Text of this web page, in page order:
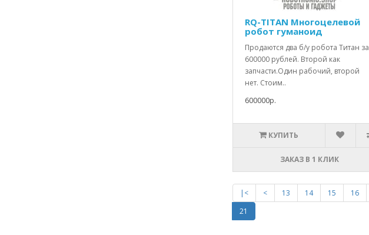
RQ-TITAN Многоцелевой
робот гуманоид
Продаются два б/у робота Титан за
600000 рублей. Второй как
запчасти.Один рабочий, второй
нет. Стоим..
600000р.
КУПИТЬ
ЗАКАЗ В 1 КЛИК
|< < 13 14 15 16
21